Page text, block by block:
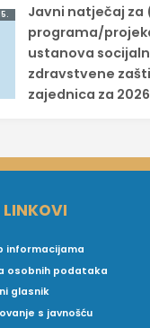
Javni natječaj
programa/
ustanova
zdravstvene
zajednica za
LINKOVI
informacijama
osobnih podataka
glasnik
s javnošću